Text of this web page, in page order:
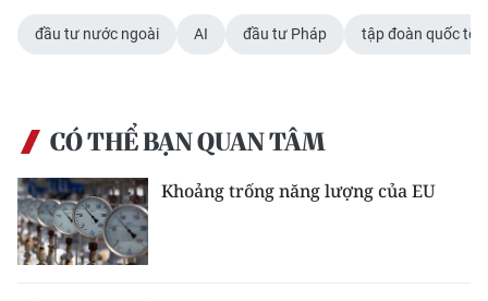
đầu tư nước ngoài AI đầu tư Pháp tập đoàn quốc tế
CÓ THỂ BẠN QUAN TÂM
Khoảng trống năng lượng của EU